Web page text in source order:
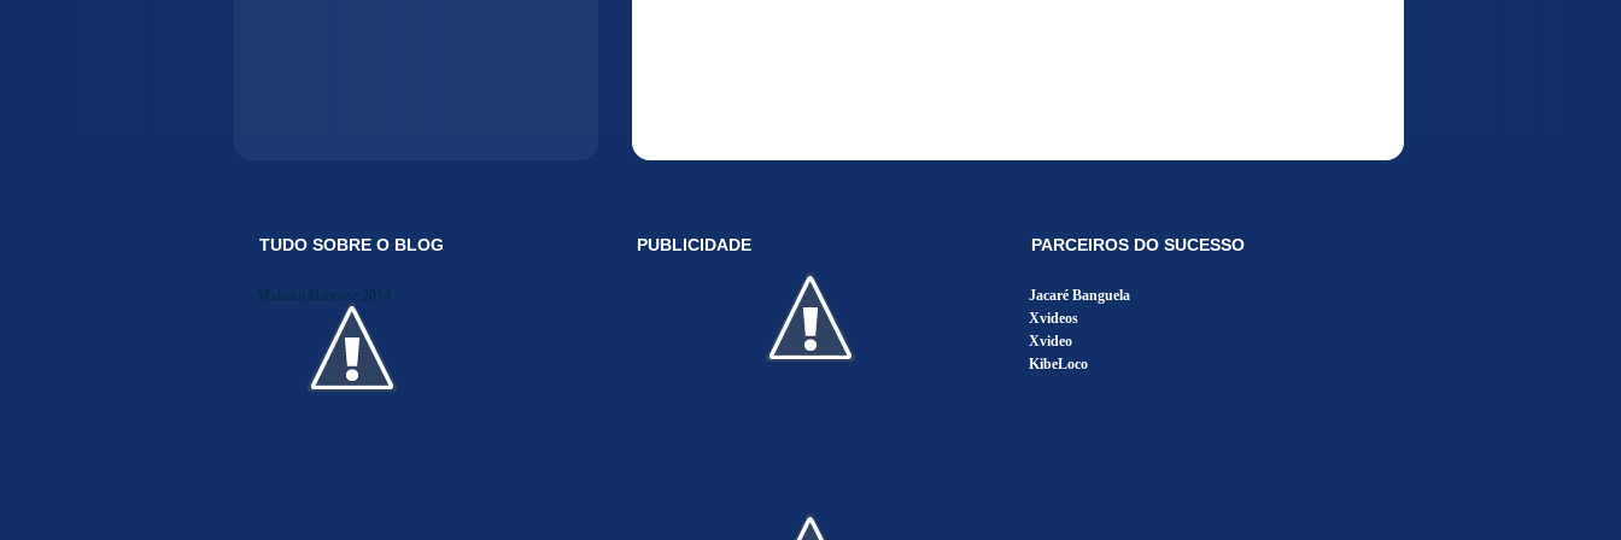
TUDO SOBRE O BLOG
Midiakit Danosse 2014
PUBLICIDADE PARCEIROS DO SUCESSO
Jacaré Banguela
Xvideos
Xvideo
KibeLoco